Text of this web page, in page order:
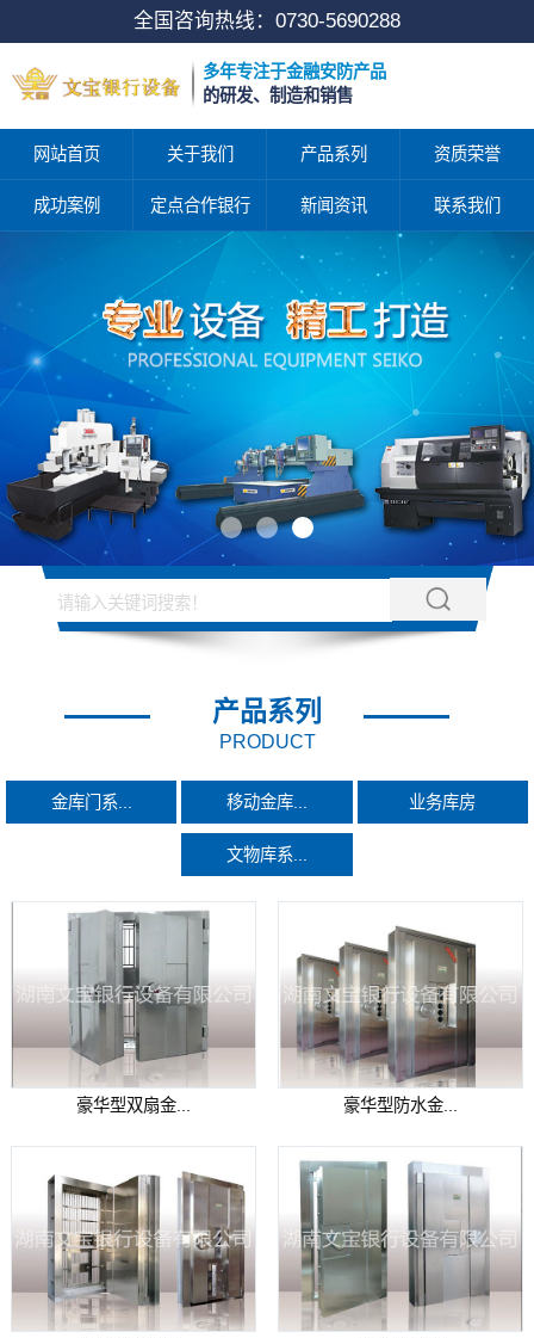
全国咨询热线： 0730-5690288
多年专注于金融安防产品
的研发、制造和销售
网站首页 关于我们 产品系列 资质荣誉
成功案例 定点合作银行 新闻资讯 联系我们
产品系列
PRODUCT
金库门系... 移动金库... 业务库房
文物库系...
豪华型双扇金... 豪华型防水金...